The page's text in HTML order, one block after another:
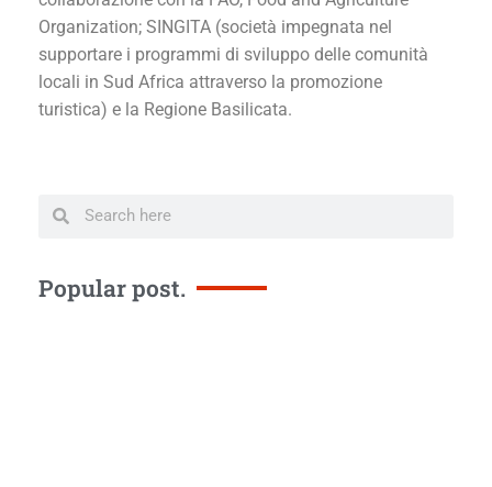
Organization; SINGITA (società impegnata nel
supportare i programmi di sviluppo delle comunità
locali in Sud Africa attraverso la promozione
turistica) e la Regione Basilicata.
Popular post.